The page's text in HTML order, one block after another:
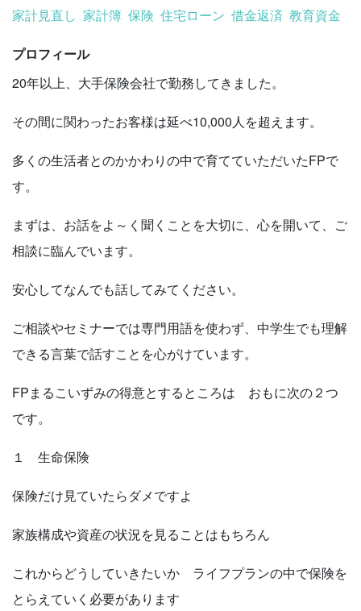
家計見直し 家計簿 保険 住宅ローン 借金返済 教育資金
プロフィール
20年以上、大手保険会社で勤務してきました。
その間に関わったお客様は延べ10,000人を超えます。
多くの生活者とのかかわりの中で育てていただいたFPで
す。
まずは、お話をよ～く聞くことを大切に、心を開いて、ご
相談に臨んでいます。
安心してなんでも話してみてください。
ご相談やセミナーでは専門用語を使わず、中学生でも理解
できる言葉で話すことを心がけています。
FPまるこいずみの得意とするところは おもに次の２つ
です。
１ 生命保険
保険だけ見ていたらダメですよ
家族構成や資産の状況を見ることはもちろん
これからどうしていきたいか ライフプランの中で保険を
とらえていく必要があります